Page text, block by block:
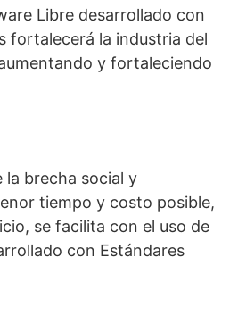
Libre desarrollado con
fortalecerá la industria del
y fortaleciendo
la brecha social y
tiempo y costo posible,
se facilita con el uso de
con Estándares